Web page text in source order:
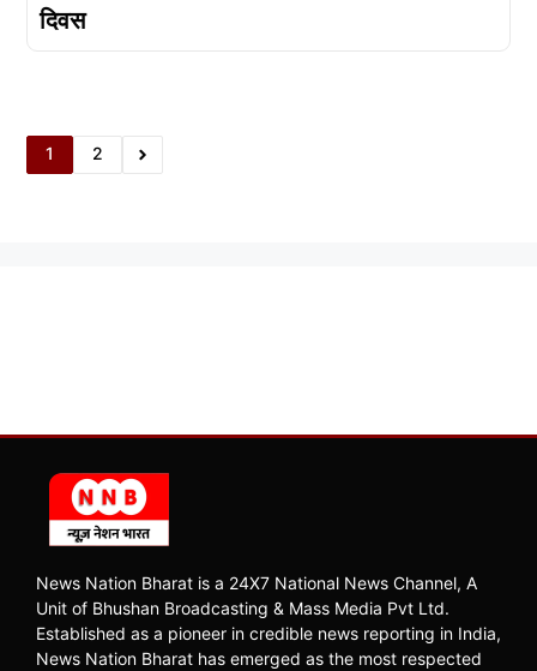
दिवस
1 2
News Nation Bharat is a 24X7 National News Channel, A
Unit of Bhushan Broadcasting & Mass Media Pvt Ltd.
Established as a pioneer in credible news reporting in India,
News Nation Bharat has emerged as the most respected